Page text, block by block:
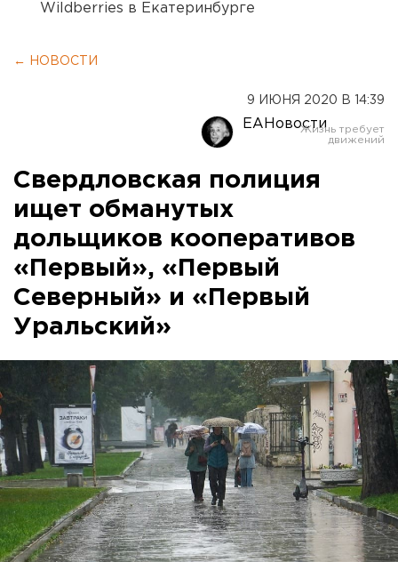
Wildberries в Екатеринбурге
← НОВОСТИ
9 ИЮНЯ 2020 В 14:39
ЕАНовости
Свердловская полиция
ищет обманутых
дольщиков кооперативов
«Первый», «Первый
Северный» и «Первый
Уральский»